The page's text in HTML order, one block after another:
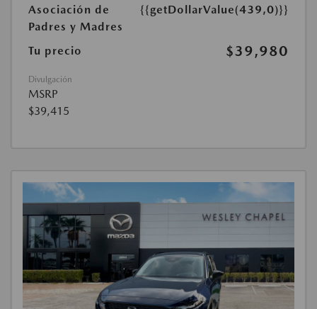
Asociación de
Padres y Madres
{{getDollarValue(439,0)}}
Tu precio $39,980
Divulgación
MSRP
$39,415